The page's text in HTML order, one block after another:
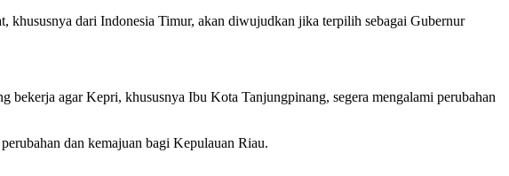
khususnya dari Indonesia Timur, akan diwujudkan jika terpilih sebagai Gubernur
agar Kepri, khususnya Ibu Kota Tanjungpinang, segera mengalami perubahan
dan kemajuan bagi Kepulauan Riau.